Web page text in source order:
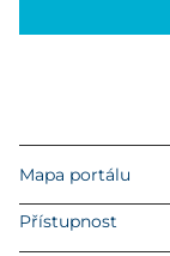
Mapa portálu
Přístupnost